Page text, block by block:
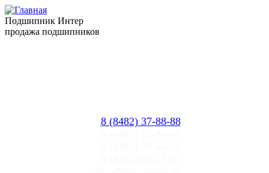
Подшипник Интер
продажа подшипников
8 (8482) 37-88-88